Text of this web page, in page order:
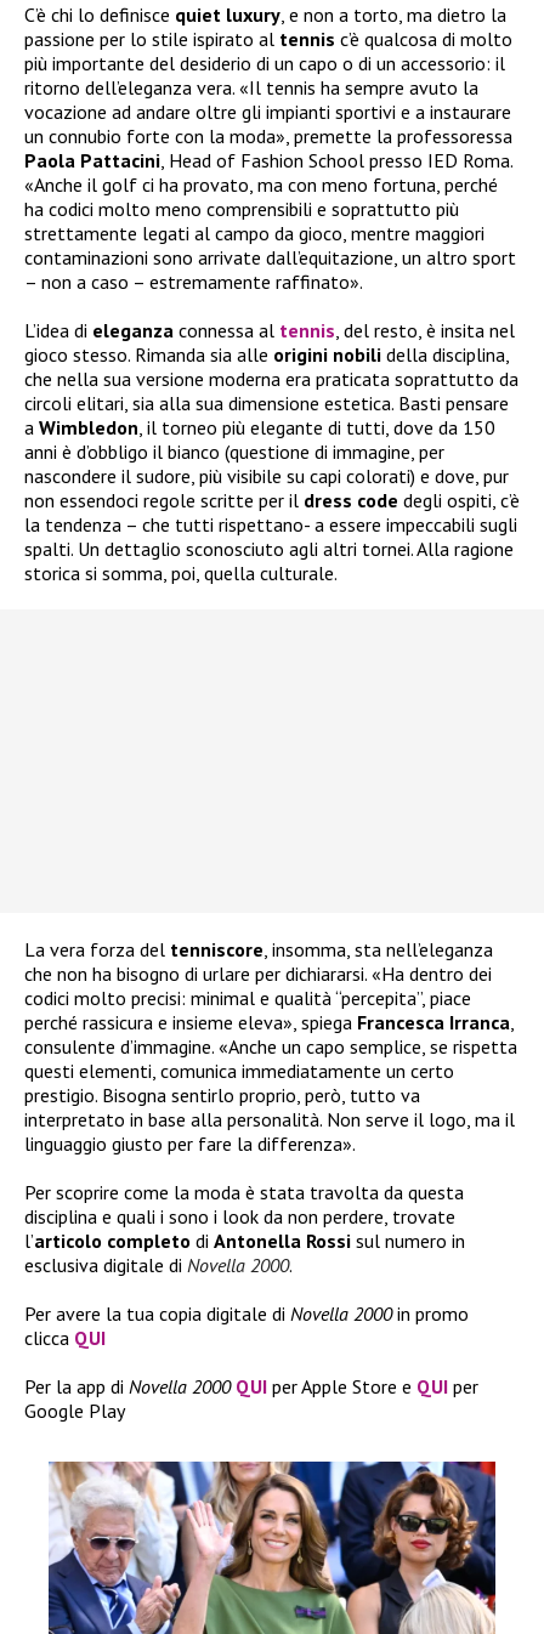
C’è chi lo definisce quiet luxury , e non a torto, ma dietro la
passione per lo stile ispirato al tennis c’è qualcosa di molto
più importante del desiderio di un capo o di un accessorio: il
ritorno dell’eleganza vera. «Il tennis ha sempre avuto la
vocazione ad andare oltre gli impianti sportivi e a instaurare
un connubio forte con la moda», premette la professoressa
Paola Pattacini , Head of Fashion School presso IED Roma.
«Anche il golf ci ha provato, ma con meno fortuna, perché
ha codici molto meno comprensibili e soprattutto più
strettamente legati al campo da gioco, mentre maggiori
contaminazioni sono arrivate dall’equitazione, un altro sport
– non a caso – estremamente raffinato».
L’idea di eleganza connessa al tennis , del resto, è insita nel
gioco stesso. Rimanda sia alle origini nobili della disciplina,
che nella sua versione moderna era praticata soprattutto da
circoli elitari, sia alla sua dimensione estetica. Basti pensare
a Wimbledon , il torneo più elegante di tutti, dove da 150
anni è d’obbligo il bianco (questione di immagine, per
nascondere il sudore, più visibile su capi colorati) e dove, pur
non essendoci regole scritte per il dress code degli ospiti, c’è
la tendenza – che tutti rispettano- a essere impeccabili sugli
spalti. Un dettaglio sconosciuto agli altri tornei. Alla ragione
storica si somma, poi, quella culturale.
La vera forza del tenniscore , insomma, sta nell’eleganza
che non ha bisogno di urlare per dichiararsi. «Ha dentro dei
codici molto precisi: minimal e qualità “percepita”, piace
perché rassicura e insieme eleva», spiega Francesca Irranca
consulente d’immagine. «Anche un capo semplice, se rispetta
questi elementi, comunica immediatamente un certo
prestigio. Bisogna sentirlo proprio, però, tutto va
interpretato in base alla personalità. Non serve il logo, ma il
linguaggio giusto per fare la differenza».
Per scoprire come la moda è stata travolta da questa
disciplina e quali i sono i look da non perdere, trovate
l’articolo completo di Antonella Rossi sul numero in
esclusiva digitale di Novella 2000.
Per avere la tua copia digitale di Novella 2000in promo
clicca QUI
Per la app di Novella 2000 QUI per Apple Store e QUI per
Google Play